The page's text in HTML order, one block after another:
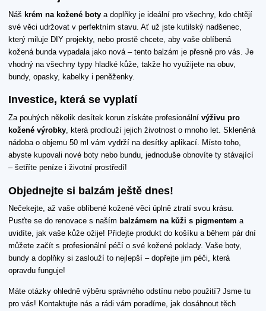
Náš krém na kožené boty a doplňky je ideální pro všechny, kdo chtějí
své věci udržovat v perfektním stavu. Ať už jste kutilský nadšenec,
který miluje DIY projekty, nebo prostě chcete, aby vaše oblíbená
kožená bunda vypadala jako nová – tento balzám je přesně pro vás. Je
vhodný na všechny typy hladké kůže, takže ho využijete na obuv,
bundy, opasky, kabelky i peněženky.
Investice, která se vyplatí
Za pouhých několik desítek korun získáte profesionální výživu pro
kožené výrobky, která prodlouží jejich životnost o mnoho let. Skleněná
nádoba o objemu 50 ml vám vydrží na desítky aplikací. Místo toho,
abyste kupovali nové boty nebo bundu, jednoduše obnovíte ty stávající
– šetříte peníze i životní prostředí!
Objednejte si balzám ještě dnes!
Nečekejte, až vaše oblíbené kožené věci úplně ztratí svou krásu.
Pusťte se do renovace s naším balzámem na kůži s pigmentem a
uvidíte, jak vaše kůže ožije! Přidejte produkt do košíku a během pár dní
můžete začít s profesionální péčí o své kožené poklady. Vaše boty,
bundy a doplňky si zaslouží to nejlepší – dopřejte jim péči, která
opravdu funguje!
Máte otázky ohledně výběru správného odstínu nebo použití? Jsme tu
pro vás! Kontaktujte nás a rádi vám poradíme, jak dosáhnout těch